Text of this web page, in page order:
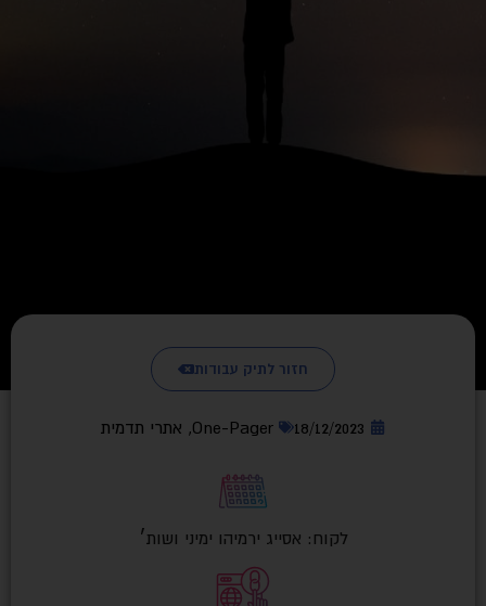
חזור לתיק עבודות
18/12/2023
One-Pager אתרי תדמית
לקוח: אסייג ירמיהו ימיני ושות׳